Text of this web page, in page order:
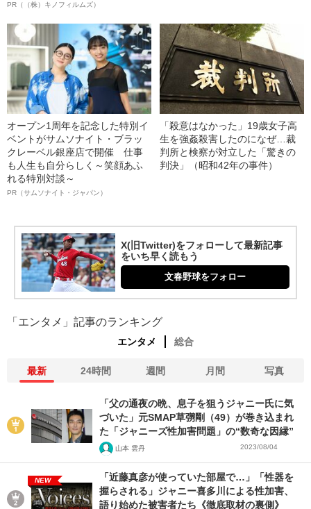
PR（（株）キノフィルムズ）
オープン1周年を記念した特別イ
ベントがサムソナイト・ブラッ
クレーベル銀座店で開催 仕事
も人生も自分らしく～笑顔あふ
れる特別対談～
PR（サムソナイト・ジャパン）
「殺意はなかった」19歳女子高
生を強姦殺害したのになぜ…裁
判所と検察が対立した「驚きの
判決」（昭和42年の事件）
X(旧Twitter)をフォローして最新記事
をいち早く読もう
文春野球をフォロー
「エンタメ」記事のランキング
エンタメ 総合
最新 24時間 週間 月間 写真
「父の通夜の晩、息子を狙うジャニー氏に気
づいた」元SMAP草彅剛（49）が巻き込まれ
た「ジャニーズ性加害問題」の“数奇な因縁”
山本 雲丹 2023/08/04
NEW
「近藤真彦が使っていた部屋で…」「性器を
握らされる」ジャニー喜多川による性加害、
語り始めた被害者たち《徹底取材の裏側》